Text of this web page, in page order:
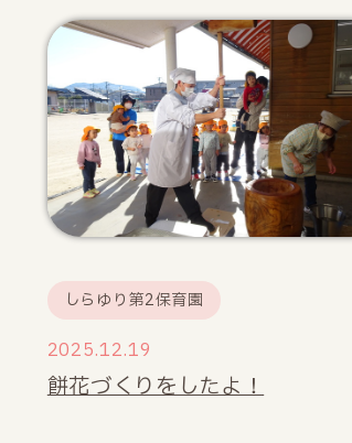
しらゆり第2保育園
2025.12.19
餅花づくりをしたよ！